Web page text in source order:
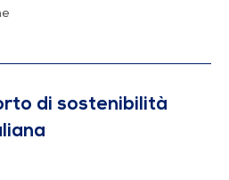
di sostenibilità